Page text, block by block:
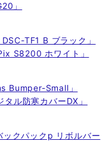
」
TF1 B ブラック」
S8200 ホワイト」
Bumper-Small」
ル防寒カバーDX」
クパックp リボルバー